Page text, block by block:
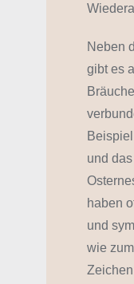
Neben
gibt es
und
haben
und
wie